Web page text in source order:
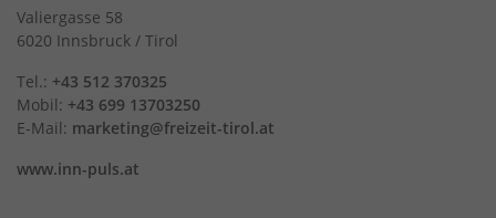
Valiergasse 58
6020 Innsbruck / Tirol
Tel.: +43 512 370325
Mobil: +43 699 13703250
E-Mail: marketing@freizeit-tirol.at
www.inn-puls.at